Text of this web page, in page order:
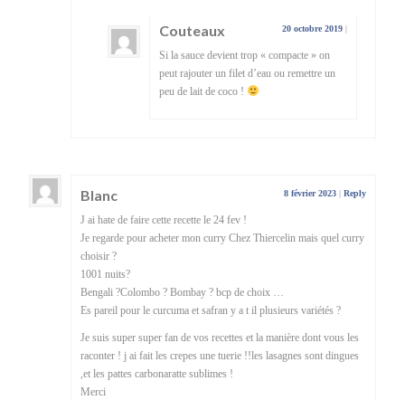
Couteaux 20 octobre 2019 |
Si la sauce devient trop « compacte » on
peut rajouter un filet d’eau ou remettre un
peu de lait de coco !
Blanc 8 février 2023 | Reply
J ai hate de faire cette recette le 24 fev !
Je regarde pour acheter mon curry Chez Thiercelin mais quel curry
choisir ?
1001 nuits?
Bengali ?Colombo ? Bombay ? bcp de choix …
Es pareil pour le curcuma et safran y a t il plusieurs variétés ?
Je suis super super fan de vos recettes et la manière dont vous les
raconter ! j ai fait les crepes une tuerie !!les lasagnes sont dingues
,et les pattes carbonaratte sublimes !
Merci